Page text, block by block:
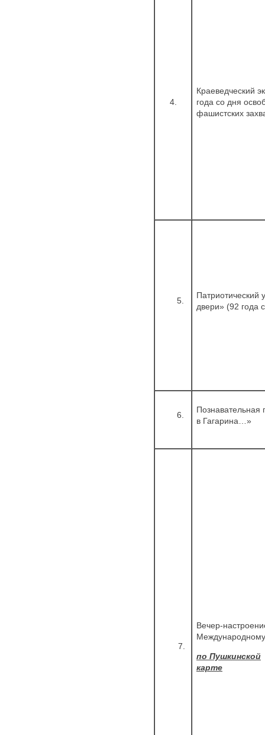
4.
Краеведческий
года со дня
фашистских
5.
Патриотический
двери» (92 года
6.
Познавательная
в Гагарина…»
7.
Вечер-
по Пушкинской
карте